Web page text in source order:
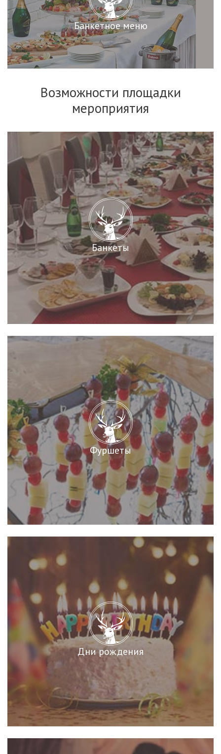
Банкетное меню
Возможности площадки
мероприятия
Банкеты
Фуршеты
Дни рождения